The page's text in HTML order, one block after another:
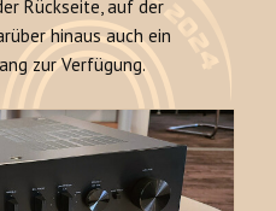
Rückseite, auf der
hinaus auch ein
zur Verfügung.